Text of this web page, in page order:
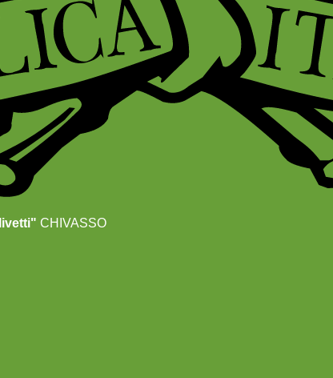
CHIVASSO